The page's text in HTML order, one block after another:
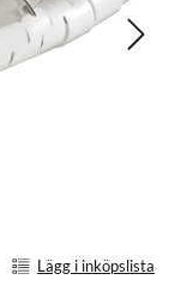
Lägg i inköpslista